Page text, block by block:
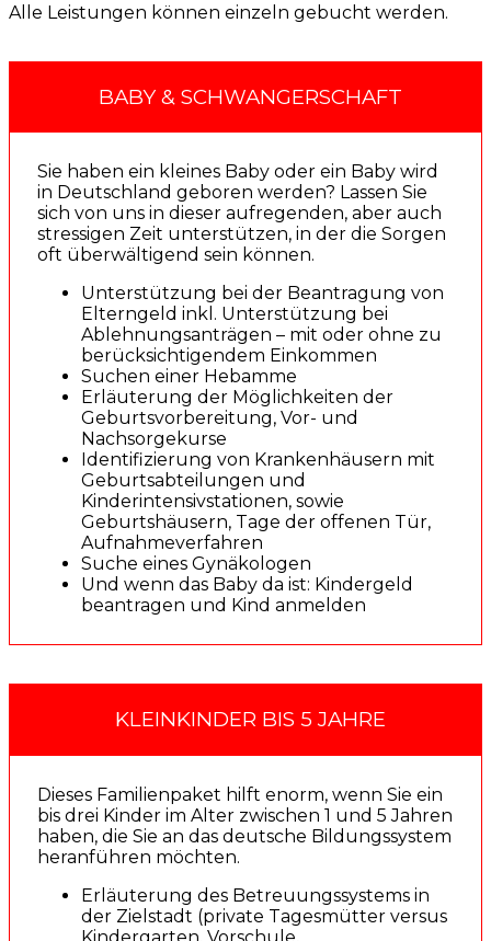
Alle Leistungen können einzeln gebucht werden.
BABY & SCHWANGERSCHAFT
Sie haben ein kleines Baby oder ein Baby wird
in Deutschland geboren werden? Lassen Sie
sich von uns in dieser aufregenden, aber auch
stressigen Zeit unterstützen, in der die Sorgen
oft überwältigend sein können.
Unterstützung bei der Beantragung von
Elterngeld inkl. Unterstützung bei
Ablehnungsanträgen – mit oder ohne zu
berücksichtigendem Einkommen
Suchen einer Hebamme
Erläuterung der Möglichkeiten der
Geburtsvorbereitung, Vor- und
Nachsorgekurse
Identifizierung von Krankenhäusern mit
Geburtsabteilungen und
Kinderintensivstationen, sowie
Geburtshäusern, Tage der offenen Tür,
Aufnahmeverfahren
Suche eines Gynäkologen
Und wenn das Baby da ist: Kindergeld
beantragen und Kind anmelden
KLEINKINDER BIS 5 JAHRE
Dieses Familienpaket hilft enorm, wenn Sie ein
bis drei Kinder im Alter zwischen 1 und 5 Jahren
haben, die Sie an das deutsche Bildungssystem
heranführen möchten.
Erläuterung des Betreuungssystems in
der Zielstadt (private Tagesmütter versus